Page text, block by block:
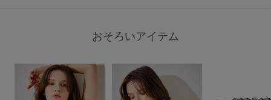
おそろいアイテム